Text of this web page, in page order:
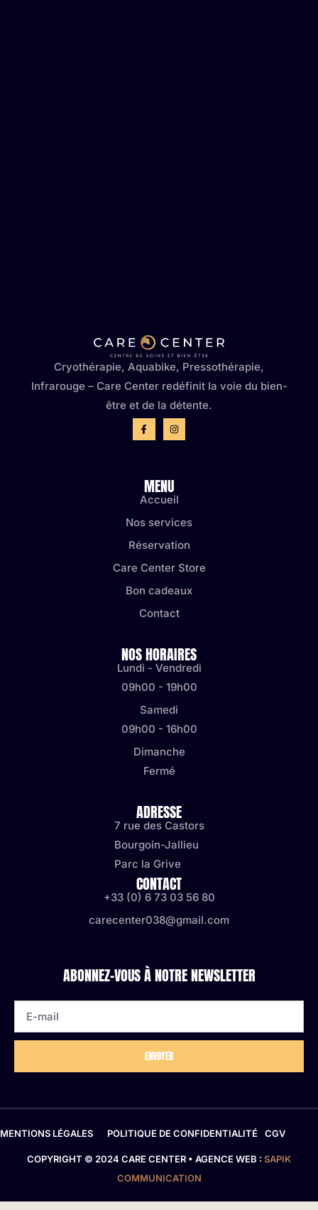
Cryothérapie, Aquabike, Pressothérapie,
Infrarouge – Care Center redéfinit la voie du bien-
être et de la détente.
MENU
Accueil
Nos services
Réservation
Care Center Store
Bon cadeaux
Contact
NOS HORAIRES
Lundi - Vendredi
09h00 - 19h00
Samedi
09h00 - 16h00
Dimanche
Fermé
ADRESSE
7 rue des Castors
Bourgoin-Jallieu
Parc la Grive
CONTACT
+33 (0) 6 73 03 56 80
carecenter038@gmail.com
ABONNEZ-VOUS À NOTRE NEWSLETTER
ENVOYER
COPYRIGHT © 2024 CARE CENTER • AGENCE WEB : SAPIK
COMMUNICATION
MENTIONS LÉGALES POLITIQUE DE CONFIDENTIALITÉ CGV